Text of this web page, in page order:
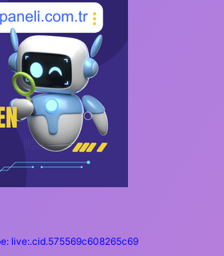
live:.cid.575569c608265c69